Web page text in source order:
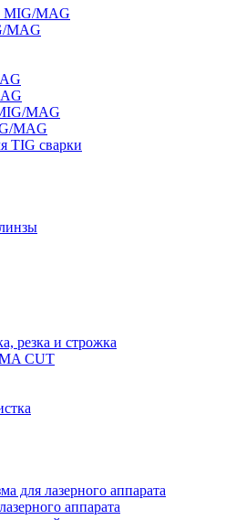
MIG/MAG
MAG
MAG
MAG
TIG сварки
резка и строжка
CUT
для лазерного аппарата
аппарата